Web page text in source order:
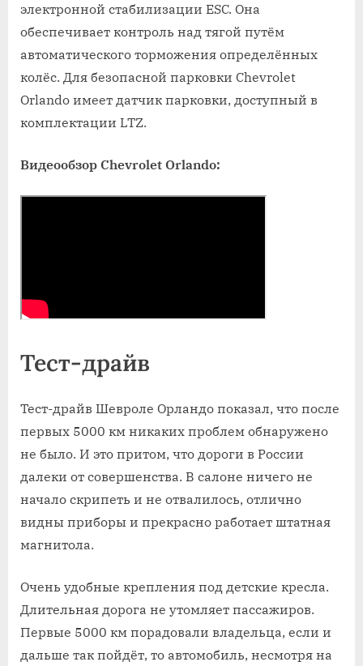
электронной стабилизации ESC. Она
обеспечивает контроль над тягой путём
автоматического торможения определённых
колёс. Для безопасной парковки Chevrolet
Orlando имеет датчик парковки, доступный в
комплектации LTZ.
Видеообзор Chevrolet Orlando:
Тест-драйв
Тест-драйв Шевроле Орландо показал, что после
первых 5000 км никаких проблем обнаружено
не было. И это притом, что дороги в России
далеки от совершенства. В салоне ничего не
начало скрипеть и не отвалилось, отлично
видны приборы и прекрасно работает штатная
магнитола.
Очень удобные крепления под детские кресла.
Длительная дорога не утомляет пассажиров.
Первые 5000 км порадовали владельца, если и
дальше так пойдёт, то автомобиль, несмотря на